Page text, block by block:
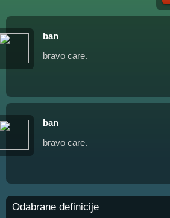
ban
bravo care.
ban
bravo care.
Odabrane definicije